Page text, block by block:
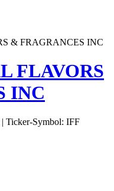
FLAVORS
INC
| Ticker-Symbol: IFF